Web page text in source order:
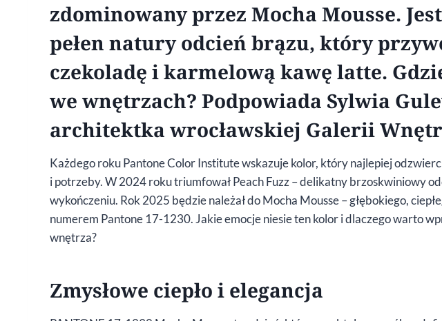
zdominowany przez Mocha Mousse.
pełen natury odcień brązu, który
czekoladę i karmelową kawę latte.
we wnętrzach? Podpowiada Sylwia
architektka wrocławskiej Galerii
Każdego roku Pantone Color Institute wskazuje kolor, który najlepiej
i potrzeby. W 2024 roku triumfował Peach Fuzz – delikatny brzoskwiniowy
wykończeniu. Rok 2025 będzie należał do Mocha Mousse – głębokiego,
numerem Pantone 17-1230. Jakie emocje niesie ten kolor i dlaczego warto
wnętrza?
Zmysłowe ciepło i elegancja